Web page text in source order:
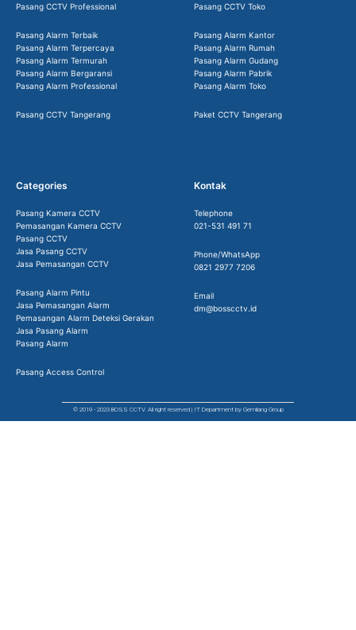
Pasang CCTV Professional
Pasang Alarm Terbaik
Pasang Alarm Terpercaya
Pasang Alarm Termurah
Pasang Alarm Bergaransi
Pasang Alarm Professional
Pasang CCTV Tangerang
Pasang CCTV Toko
Pasang Alarm Kantor
Pasang Alarm Rumah
Pasang Alarm Gudang
Pasang Alarm Pabrik
Pasang Alarm Toko
Paket CCTV Tangerang
Categories
Pasang Kamera CCTV
Pemasangan Kamera CCTV
Pasang CCTV
Jasa Pasang CCTV
Jasa Pemasangan CCTV
Pasang Alarm Pintu
Jasa Pemasangan Alarm
Pemasangan Alarm Deteksi Gerakan
Jasa Pasang Alarm
Pasang Alarm
Pasang Access Control
Kontak
Telephone
021-531 491 71
Phone/WhatsApp
0821 2977 7206
Email
dm@bosscctv.id
© 2019 - 2023 BOSS CCTV. All right reserved | IT Department by Gemilang Group